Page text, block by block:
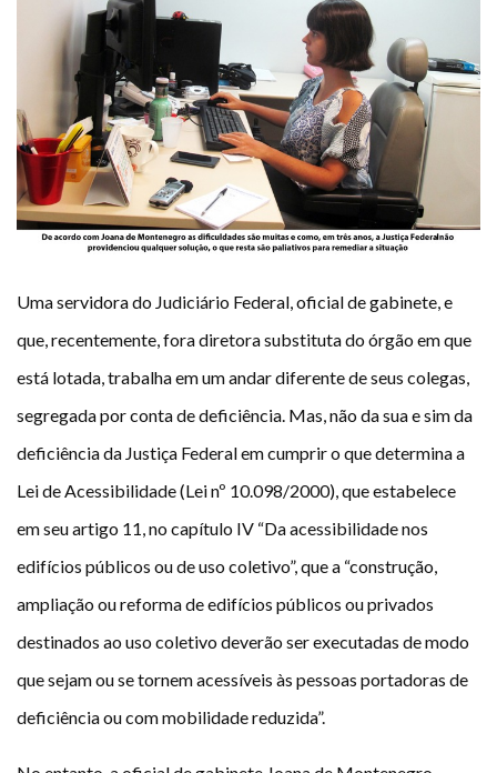
Uma servidora do Judiciário Federal, oficial de gabinete, e
que, recentemente, fora diretora substituta do órgão em que
está lotada, trabalha em um andar diferente de seus colegas,
segregada por conta de deficiência. Mas, não da sua e sim da
deficiência da Justiça Federal em cumprir o que determina a
Lei de Acessibilidade (Lei nº 10.098/2000), que estabelece
em seu artigo 11, no capítulo IV “Da acessibilidade nos
edifícios públicos ou de uso coletivo”, que a “construção,
ampliação ou reforma de edifícios públicos ou privados
destinados ao uso coletivo deverão ser executadas de modo
que sejam ou se tornem acessíveis às pessoas portadoras de
deficiência ou com mobilidade reduzida”.
Plano de Saúde
Assistência Funeral
Pós-graduação
FacebookInstagramTwitter YoutubeTikTok Whatsapp